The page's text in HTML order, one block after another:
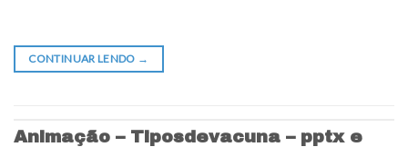
CONTINUAR LENDO →
Animação – Tiposdevacuna – pptx e